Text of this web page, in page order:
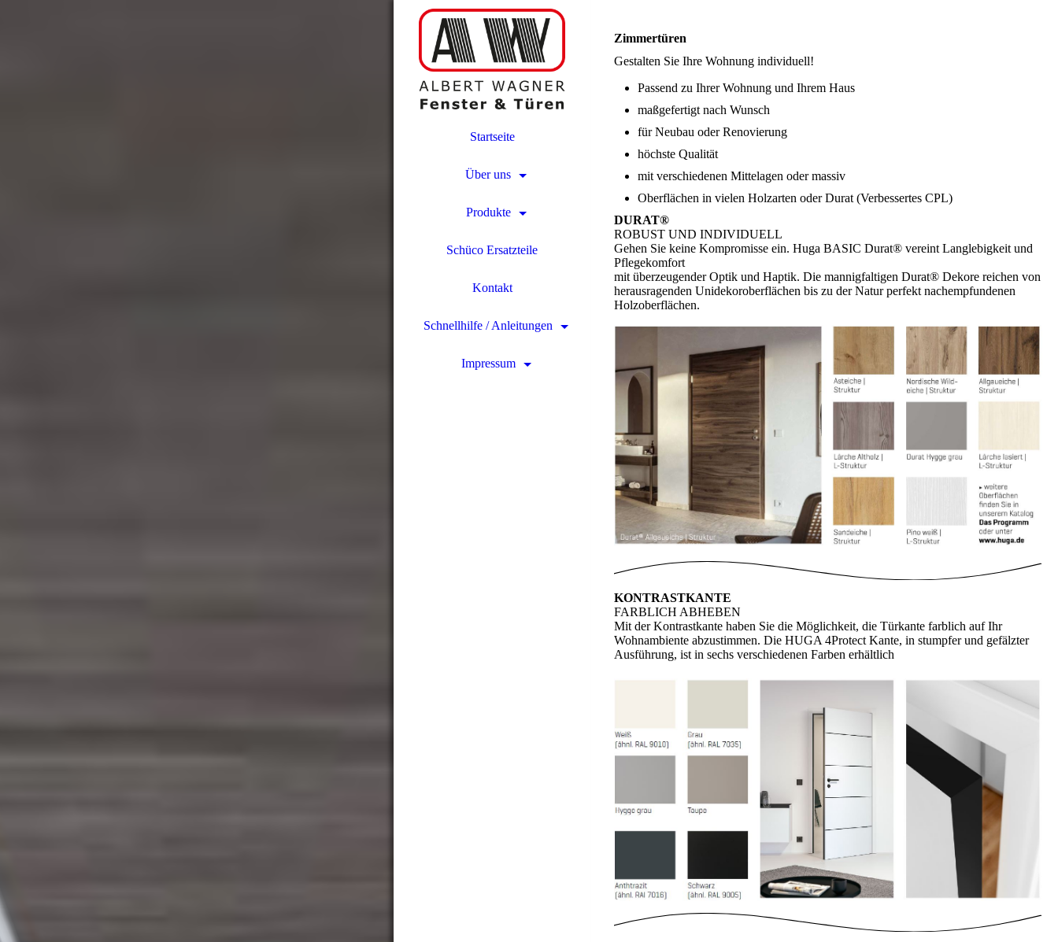
Startseite
Über uns
Produkte
Schüco Ersatzteile
Kontakt
Schnellhilfe / Anleitungen
Impressum
Zimmertüren
Gestalten Sie Ihre Wohnung individuell!
Passend zu Ihrer Wohnung und Ihrem Haus
maßgefertigt nach Wunsch
für Neubau oder Renovierung
höchste Qualität
mit verschiedenen Mittelagen oder massiv
Oberflächen in vielen Holzarten oder Durat (Verbessertes CPL)
DURAT®
ROBUST UND INDIVIDUELL
Gehen Sie keine Kompromisse ein. Huga BASIC Durat® vereint Langlebigkeit und
Pflegekomfort
mit überzeugender Optik und Haptik. Die mannigfaltigen Durat® Dekore reichen von
herausragenden Unidekoroberflächen bis zu der Natur perfekt nachempfundenen
Holzoberflächen.
KONTRASTKANTE
FARBLICH ABHEBEN
Mit der Kontrastkante haben Sie die Möglichkeit, die Türkante farblich auf Ihr
Wohnambiente abzustimmen. Die HUGA 4Protect Kante, in stumpfer und gefälzter
Ausführung, ist in sechs verschiedenen Farben erhältlich